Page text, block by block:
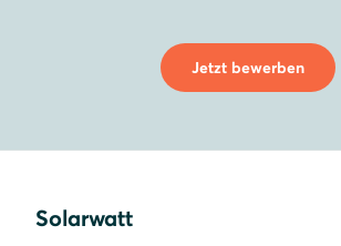
Jetzt bewerben
Solarwatt